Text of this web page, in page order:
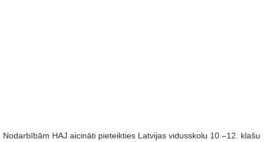
Nodarbībām HAJ aicināti pieteikties Latvijas vidusskolu 10.–12. klašu